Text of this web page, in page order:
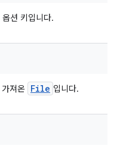
션 키입니다.
져온 File 입니다.